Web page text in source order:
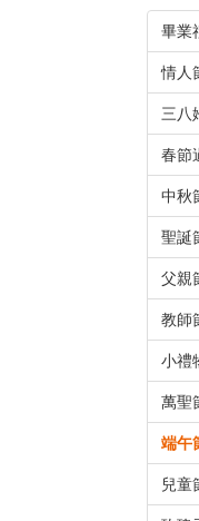
畢業
情人
三八
春節
中秋
聖誕
父親
教師
小禮
萬聖
端午
兒童